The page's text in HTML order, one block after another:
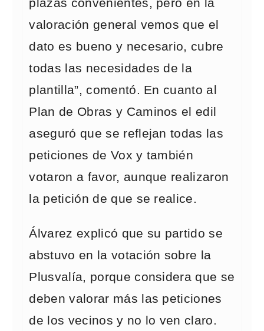
valoración general vemos que el
dato es bueno y necesario, cubre
todas las necesidades de la
plantilla”, comentó. En cuanto al
Plan de Obras y Caminos el edil
aseguró que se reflejan todas las
peticiones de Vox y también
votaron a favor, aunque realizaron
la petición de que se realice.
Álvarez explicó que su partido se
abstuvo en la votación sobre la
Plusvalía, porque considera que se
deben valorar más las peticiones
de los vecinos y no lo ven claro.